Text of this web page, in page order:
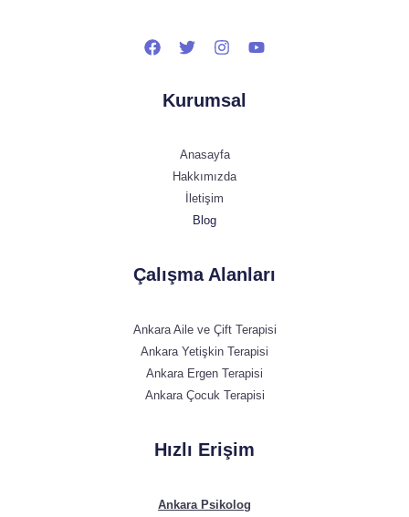
Kurumsal
Anasayfa
Hakkımızda
İletişim
Blog
Çalışma Alanları
Ankara Aile ve Çift Terapisi
Ankara Yetişkin Terapisi
Ankara Ergen Terapisi
Ankara Çocuk Terapisi
Hızlı Erişim
Ankara Psikolog